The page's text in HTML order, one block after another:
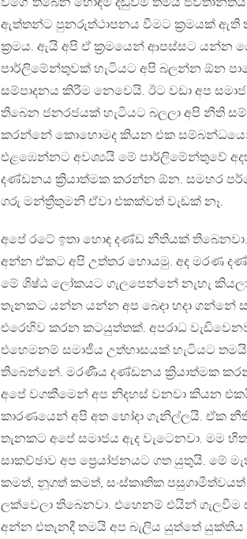
ඇත්තන්ට පුනරුත්ථාපනය වීමට ක්‍රමයක්
ක්‍රමය. ඇයි අපි ඒ ක්‍රමයෙන් ආපස්සට යන්න
පාර්ලිමේන්තුවක් හැටියට අපි බලන්න ඕන
සම්පාදනය කිරීම නෙවෙයි. ඊට වඩා අප
තිබෙන ජනරජයක් හැටියට බලලා අපි නීති
කරන්නේ කොහොමද කියන එක සම්බන්ධයෙන්
එළඹෙන්නට අවශ්‍යයි මේ පාර්ලිමේන්තුවේ
දණ්ඩනය ක්‍රියාත්මක කරන්න ඕන. සමහර
ගරු මන්ත්‍රීතුමනි ඒවා එකක්වත් වැඩක් නෑ.
අපේ රටේ ඉතා හොඳ දණ්ඩ නීතියක්
අන්න ඒකට අපි උත්තර හොයමු. අද මරණ
මේ ශිෂ්ඨ ලෝකයට ගැලපෙන්නේ නැහැ
තැනකට යන්න යන්න අප බෙදා හදා ගන්නේ
එරෙහිව කරන කටයුත්තක්. අපරාධ
එහෙමනම් සමාජීය උත්හාසයක් හැටියට
තිබෙන්නේ. මරණීය දණ්ඩනය ක්‍රියාත්මක
අපේ වගකීමෙන් අප නිදහස් වනවා කියන
කාරණයෙන් අපි අත හෝදා ගැනිල්ලයි. ඒක
තැනකට අපේ සමාජය ඇද වැටෙනවා. මම
සාකච්ඡාව අප ප්‍රෙයා්ජනයට ගත යුතුයි. මේ
කමත්, නූගත් කමත්, සංස්කෘතික පසුගාමීත්වයත්
ලක්වෙලා තිබෙනවා. එහෙනම් එයින් ගැලවීම
අන්න එතැනදී තමයි අප බැලිය යුත්තේ